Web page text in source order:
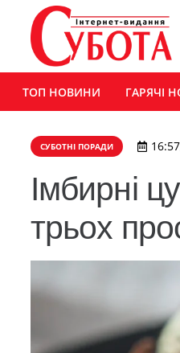
ТОП НОВИНИ ГАРЯЧІ
СУБОТНІ ПОРАДИ
Імбирні
трьох